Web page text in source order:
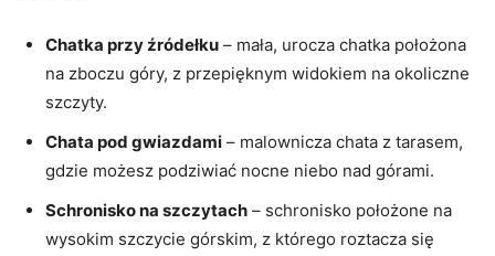
Chatka‌ przy źródełku –‌ mała, ⁢urocza chatka położona
na zboczu góry, z przepięknym widokiem na okoliczne
szczyty.
Chata pod gwiazdami ⁤– malownicza chata z ​tarasem,
gdzie⁣ możesz podziwiać nocne niebo⁣ nad górami.
Schronisko na szczytach – schronisko położone na ​
wysokim szczycie górskim, z którego roztacza się